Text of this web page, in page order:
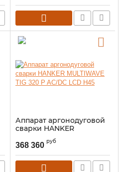
Аппарат аргонодуговой
сварки HANKER
MULTIWAVE TIG 320 P
AC/DC LCD H45
368 360 руб